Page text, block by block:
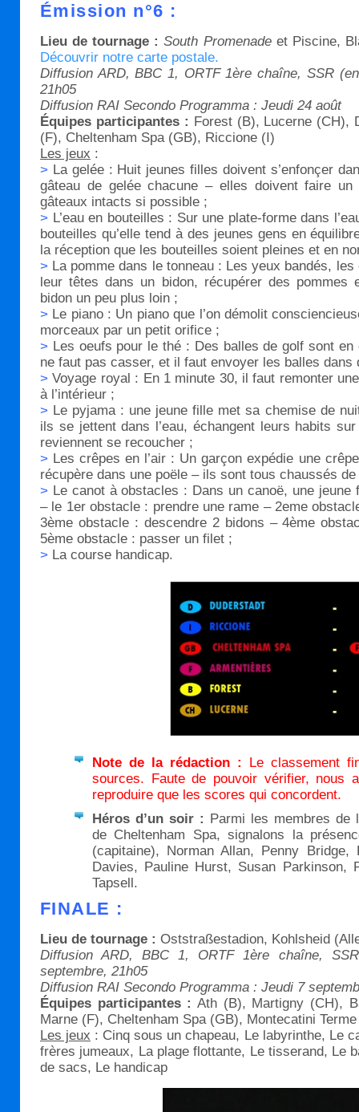
Émission n°6 :
Lieu de tournage : South Promenadeet Piscine,
Découvrir notre carte postale.
Diffusion ARD, BBC 1, ORTF 1ère chaîne, SSR
21h05
Diffusion RAI Secondo Programma : Jeudi 24 août
Équipes participantes : Forest (B), Lucerne (CH),
(F), Cheltenham Spa (GB), Riccione (I)
Les jeux :
> La gelée : Huit jeunes filles doivent s’enfonçer
gâteau de gelée chacune – elles doivent faire
gâteaux intacts si possible ;
> L’eau en bouteilles : Sur une plate-forme dans
bouteilles qu’elle tend à des jeunes gens en
la réception que les bouteilles soient pleines et en
> La pomme dans le tonneau : Les yeux bandés,
leur têtes dans un bidon, récupérer des pommes
bidon un peu plus loin ;
> Le piano : Un piano que l’on démolit
morceaux par un petit orifice ;
> Les oeufs pour le thé : Des balles de golf sont en
ne faut pas casser, et il faut envoyer les balles dans
> Voyage royal : En 1 minute 30, il faut remonter
à l’intérieur ;
> Le pyjama : une jeune fille met sa chemise de
ils se jettent dans l’eau, échangent leurs habits
reviennent se recoucher ;
> Les crêpes en l’air : Un garçon expédie une
récupère dans une poële – ils sont tous chaussés
> Le canot à obstacles : Dans un canoë, une
– le 1er obstacle : prendre une rame – 2eme
3ème obstacle : descendre 2 bidons – 4ème
5ème obstacle : passer un filet ;
> La course handicap.
Note de la rédaction :
Le classement
sources. Faute de pouvoir vérifier, nous
reproduire que les scores qui concordent.
Héros d’un soir : Parmi les membres de
de Cheltenham Spa, signalons la
(capitaine), Norman Allan, Penny Bridge,
Davies, Pauline Hurst, Susan Parkinson,
Tapsell.
FINALE :
Lieu de tournage : Oststraßestadion, Kohlsheid
Diffusion ARD, BBC 1, ORTF 1ère chaîne,
septembre, 21h05
Diffusion RAI Secondo Programma : Jeudi 7
Équipes participantes : Ath (B), Martigny (CH),
Marne (F), Cheltenham Spa (GB), Montecatini
Les jeux : Cinq sous un chapeau, Le labyrinthe, Le
frères jumeaux, La plage flottante, Le tisserand, Le
de sacs, Le handicap